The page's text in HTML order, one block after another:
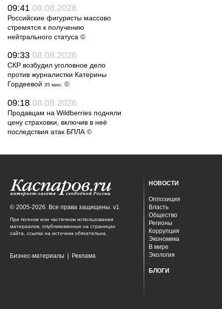
09:41 08.08.2026
Российские фигуристы массово
стремятся к получению
нейтрального статуса ©
09:33 08.08.2026
СКР возбудил уголовное дело
против журналистки Катерины
Гордеевой 35 мин. ©
09:18 08.08.2026
Продавцам на Wildberries подняли
цену страховки, включив в неё
последствия атак БПЛА ©
© 2005-2026. Все права защищены. v1
При полном или частичном использовании
материалов, опубликованных на страницах
сайта, ссылка на источник обязательна.
Бизнес-материалы Реклама
НОВОСТИ
Оппозиция
Власть
Общество
Регионы
Коррупция
Экономика
В мире
Экология
БЛОГИ